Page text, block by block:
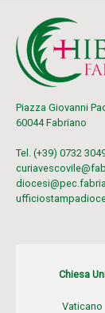
Piazza Giovanni
60044 Fabriano
Tel. (+39) 0732
Chiesa
Vaticano